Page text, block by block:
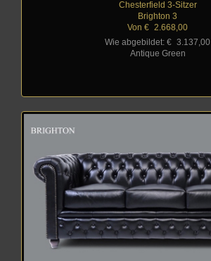
Chesterfield 3-Sitzer
Brighton 3
Von € 2.668,00
Wie abgebildet: € 3.137,00
Antique Green